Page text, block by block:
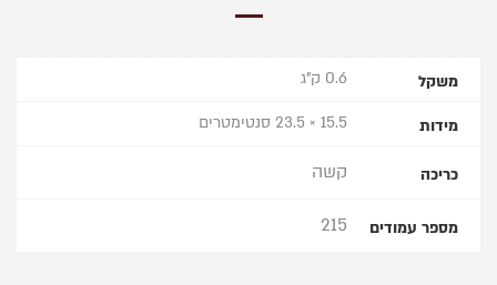
משקל 0.6 ק"ג
מידות 15.5 × 23.5 סנטימטרים
כריכה קשה
מספר עמודים 215